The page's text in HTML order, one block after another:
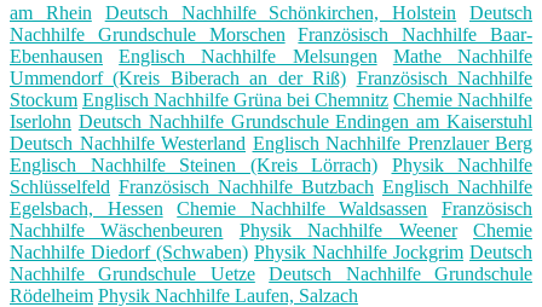
am Rhein
Deutsch Nachhilfe Schönkirchen, Holstein
Deutsch
Nachhilfe Grundschule Morschen
Französisch Nachhilfe Baar-
Ebenhausen
Englisch Nachhilfe Melsungen
Mathe Nachhilfe
Ummendorf (Kreis Biberach an der Riß) Französisch Nachhilfe
Stockum Englisch Nachhilfe Grüna bei Chemnitz Chemie Nachhilfe
Iserlohn Deutsch Nachhilfe Grundschule Endingen am Kaiserstuhl
Deutsch Nachhilfe Westerland Englisch Nachhilfe Prenzlauer Berg
Englisch Nachhilfe Steinen (Kreis Lörrach)
Physik Nachhilfe
Schlüsselfeld Französisch Nachhilfe Butzbach Englisch Nachhilfe
Egelsbach, Hessen
Chemie Nachhilfe Waldsassen
Französisch
Nachhilfe Wäschenbeuren
Physik Nachhilfe Weener
Chemie
Nachhilfe Diedorf (Schwaben) Physik Nachhilfe Jockgrim Deutsch
Nachhilfe Grundschule Uetze
Deutsch Nachhilfe Grundschule
Rödelheim Physik Nachhilfe Laufen, Salzach